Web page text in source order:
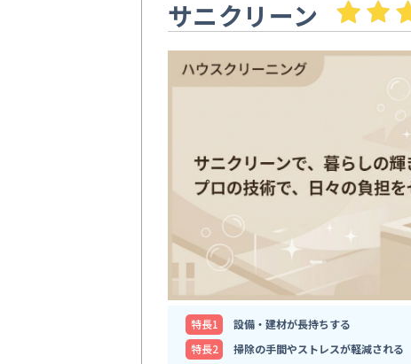
サニクリーン
特⻑1
設備・建材が長持ちする
特⻑2
掃除の手間やストレスが軽減される